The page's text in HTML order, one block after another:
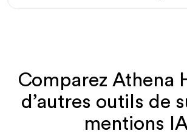
Comparez Athena
d’autres outils de
mentions